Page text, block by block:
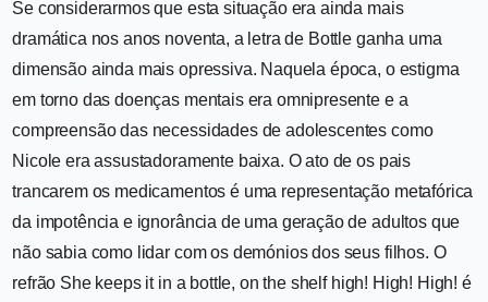
Se considerarmos que esta situação era ainda mais
dramática nos anos noventa, a letra de Bottle ganha uma
dimensão ainda mais opressiva. Naquela época, o estigma
em torno das doenças mentais era omnipresente e a
compreensão das necessidades de adolescentes como
Nicole era assustadoramente baixa. O ato de os pais
trancarem os medicamentos é uma representação metafórica
da impotência e ignorância de uma geração de adultos que
não sabia como lidar com os demónios dos seus filhos. O
refrão She keeps it in a bottle, on the shelf high! High! High! é